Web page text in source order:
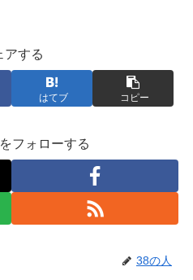
アする
はてブ コピー
フォローする
38の人